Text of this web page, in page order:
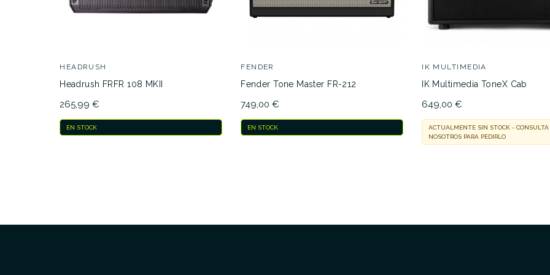
HEADRUSH
Headrush FRFR 108 MKII
265,99 €
EN STOCK
FENDER
Fender Tone Master FR-212
749,00 €
EN STOCK
IK MULTIMEDIA
IK Multimedia ToneX Cab
649,00 €
ACTUALMENTE SIN STOCK - CONSULTA
NOSOTROS PARA PEDIRLO